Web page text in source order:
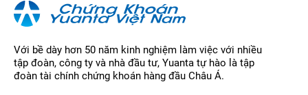
Với bề dày hơn 50 năm kinh nghiệm làm việc với nhiều
tập đoàn, công ty và nhà đầu tư, Yuanta tự hào là tập
đoàn tài chính chứng khoán hàng đầu Châu Á.